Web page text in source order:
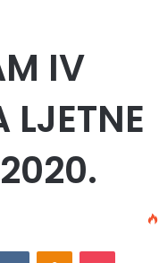
IV
LJETNE
VKontakteOdnoklassniki
Pocket